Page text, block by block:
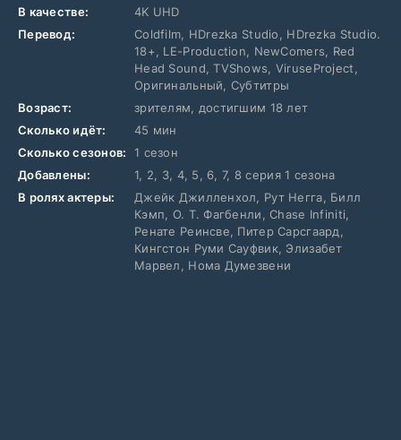
В качестве:
4K UHD
Перевод:
Coldfilm, HDrezka Studio, HDrezka Studio.
18+, LE-Production, NewComers, Red
Head Sound, TVShows, ViruseProject,
Оригинальный, Субтитры
Возраст:
зрителям, достигшим 18 лет
Сколько идёт:
45 мин
Сколько сезонов:
1 сезон
Добавлены:
1, 2, 3, 4, 5, 6, 7, 8 серия 1 сезона
В ролях актеры:
Джейк Джилленхол, Рут Негга, Билл
Кэмп, О. Т. Фагбенли, Chase Infiniti,
Ренате Реинсве, Питер Сарсгаард,
Кингстон Руми Сауфвик, Элизабет
Марвел, Нома Думезвени